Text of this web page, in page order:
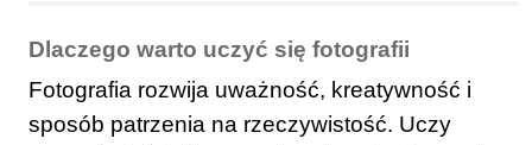
Dlaczego warto uczyć się fotografii
Fotografia rozwija uważność, kreatywność i
sposób patrzenia na rzeczywistość. Uczy